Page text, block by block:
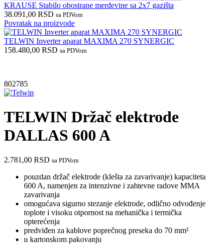
KRAUSE Stabilo obostrane merdevine sa 2x7 gazišta
38.091,00 RSD sa PDVom
Povratak na proizvode
TELWIN Inverter aparat MAXIMA 270 SYNERGIC
158.480,00 RSD sa PDVom
802785
TELWIN Držač elektrode
DALLAS 600 A
2.781,00 RSD sa PDVom
pouzdan držač elektrode (klešta za zavarivanje) kapaciteta
600 A, namenjen za intenzivne i zahtevne radove MMA
zavarivanja
omogućava sigurno stezanje elektrode, odlično odvođenje
toplote i visoku otpornost na mehanička i termička
opterećenja
predviđen za kablove poprečnog preseka do 70 mm²
u kartonskom pakovanju